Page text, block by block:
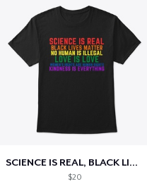
SCIENCE IS REAL, BLACK LIVES MATTER
$20